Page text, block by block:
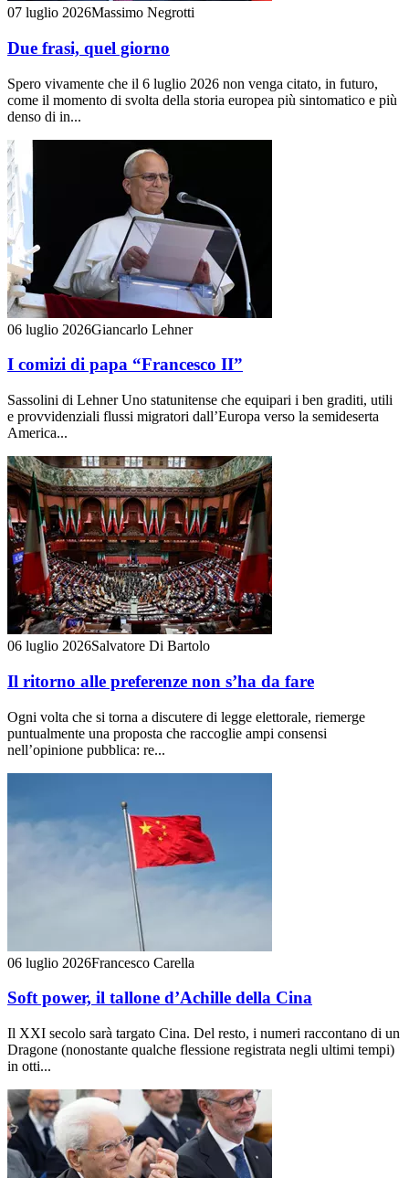
07 luglio 2026Massimo Negrotti
Due frasi, quel giorno
Spero vivamente che il 6 luglio 2026 non venga citato, in futuro,
come il momento di svolta della storia europea più sintomatico e più
denso di in...
06 luglio 2026Giancarlo Lehner
I comizi di papa “Francesco II”
Sassolini di Lehner Uno statunitense che equipari i ben graditi, utili
e provvidenziali flussi migratori dall’Europa verso la semideserta
America...
06 luglio 2026Salvatore Di Bartolo
Il ritorno alle preferenze non s’ha da fare
Ogni volta che si torna a discutere di legge elettorale, riemerge
puntualmente una proposta che raccoglie ampi consensi
nell’opinione pubblica: re...
06 luglio 2026Francesco Carella
Soft power, il tallone d’Achille della Cina
Il XXI secolo sarà targato Cina. Del resto, i numeri raccontano di un
Dragone (nonostante qualche flessione registrata negli ultimi tempi)
in otti...